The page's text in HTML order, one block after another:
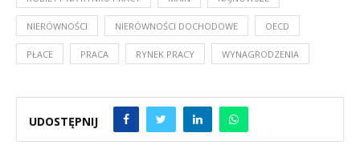
NIERÓWNOŚCI NIERÓWNOŚCI DOCHODOWE OECD
PŁACE PRACA RYNEK PRACY WYNAGRODZENIA
UDOSTĘPNIJ